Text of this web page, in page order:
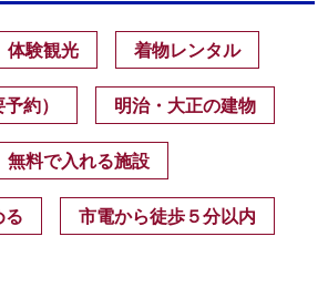
体験観光 着物レンタル
約） 明治・大正の建物
無料で入れる施設
る 市電から徒歩５分以内